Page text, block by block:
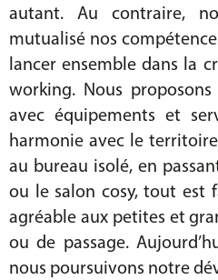
autant. Au contraire,
mutualisé nos
lancer ensemble dans la
working. Nous
avec équipements et
harmonie avec le
au bureau isolé, en
ou le salon cosy, tout est
agréable aux petites et
ou de passage.
nous poursuivons notre